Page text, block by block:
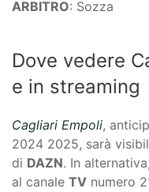
ARBITRO: Sozza
Dove vedere
e in streaming
Cagliari Empoli,
2024 2025, sarà
di DAZN. In
al canale TV numero